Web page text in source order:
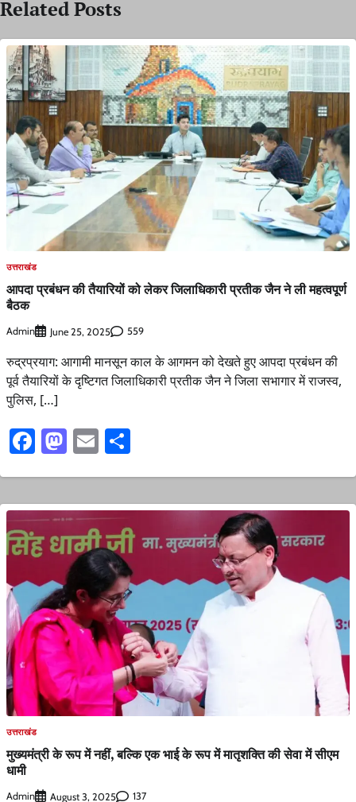
Related Posts
उत्तराखंड
आपदा प्रबंधन की तैयारियों को लेकर जिलाधिकारी प्रतीक जैन ने ली महत्वपूर्ण
बैठक
Admin June 25, 2025 559
रुद्रप्रयाग: आगामी मानसून काल के आगमन को देखते हुए आपदा प्रबंधन की
पूर्व तैयारियों के दृष्टिगत जिलाधिकारी प्रतीक जैन ने जिला सभागार में राजस्व,
पुलिस, […]
Facebook
Mastodon
Email
उत्तराखंड
मुख्यमंत्री के रूप में नहीं, बल्कि एक भाई के रूप में मातृशक्ति की सेवा में सीएम
धामी
Admin August 3, 2025 137